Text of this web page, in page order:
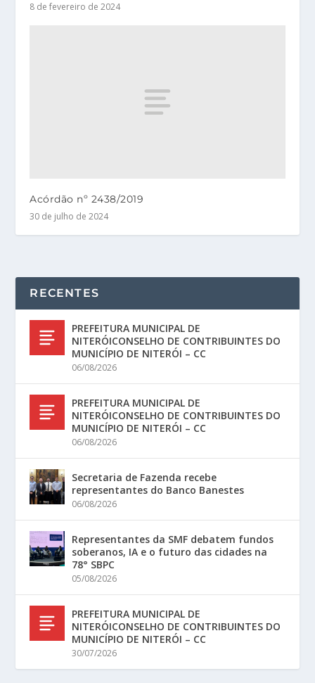
8 de fevereiro de 2024
Acórdão nº 2438/2019
30 de julho de 2024
RECENTES
PREFEITURA MUNICIPAL DE
NITERÓICONSELHO DE CONTRIBUINTES DO
MUNICÍPIO DE NITERÓI – CC
06/08/2026
PREFEITURA MUNICIPAL DE
NITERÓICONSELHO DE CONTRIBUINTES DO
MUNICÍPIO DE NITERÓI – CC
06/08/2026
Secretaria de Fazenda recebe
representantes do Banco Banestes
06/08/2026
Representantes da SMF debatem fundos
soberanos, IA e o futuro das cidades na
78° SBPC
05/08/2026
PREFEITURA MUNICIPAL DE
NITERÓICONSELHO DE CONTRIBUINTES DO
MUNICÍPIO DE NITERÓI – CC
30/07/2026